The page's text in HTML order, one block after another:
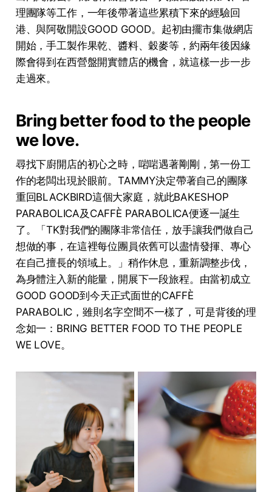
理團隊等⼯作，⼀年後帶著這些累積下來的經驗回
港、與阿敬開設GOOD GOOD。起初由擺市集做網店
開始，⼿⼯製作果乾、醬料、穀⿆等，約兩年後因緣
際會得到在西營盤開實體店的機會，就這樣⼀步⼀步
⾛過來。
Bring better food to the people
we love.
尋找下廚開店的初心之時，啱啱遇著剛剛，第一份工
作的老闆出現於眼前。TAMMY決定帶著自己的團隊
重回BLACKBIRD這個大家庭，就此BAKESHOP
PARABOLICA及CAFFÈ PARABOLICA便逐一誕生
了。「TK對我們的團隊⾮常信任，放⼿讓我們做⾃⼰
想做的事，在這裡每位團員依舊可以盡情發揮、專⼼
在⾃⼰擅長的領域上。」稍作休息，重新調整步伐，
為⾝體注⼊新的能量，開展下⼀段旅程。由當初成⽴
GOOD GOOD到今天正式⾯世的CAFFÈ
PARABOLIC，雖則名字空間不⼀樣了，可是背後的理
念如⼀：BRING BETTER FOOD TO THE PEOPLE
WE LOVE。